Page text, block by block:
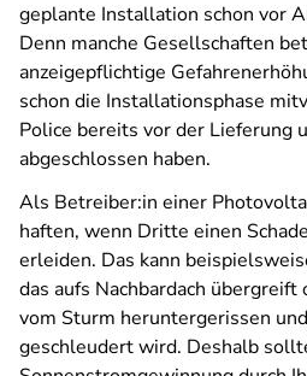
geplante Installation schon vor
Denn manche Gesellschaften
anzeigepflichtige
schon die Installationsphase
Police bereits vor der Lieferung
abgeschlossen haben.
Als Betreiber:in einer
haften, wenn Dritte einen
erleiden. Das kann
das aufs Nachbardach
vom Sturm heruntergerissen
geschleudert wird. Deshalb